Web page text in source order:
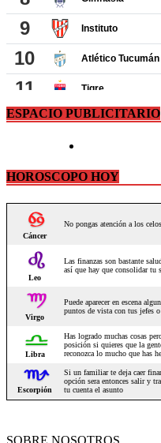
ESPACIO PUBLICITARIO
HOROSCOPO HOY
SOBRE NOSOTROS